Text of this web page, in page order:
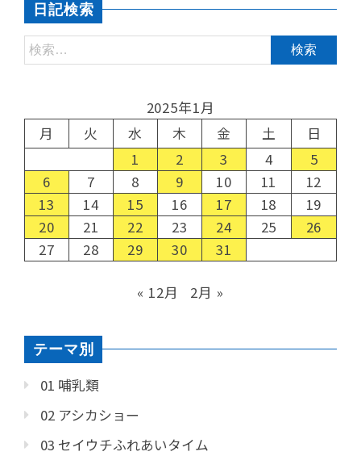
日記検索
2025年1月
月
火 水 木 金 土
日
1
2 3 4
5
6
7 8 9 10 11
12
13
14 15 16 17 18
19
20
21 22 23 24 25
26
27
28 29 30 31
« 12月 2月 »
テーマ別
01 哺乳類
02 アシカショー
03 セイウチふれあいタイム